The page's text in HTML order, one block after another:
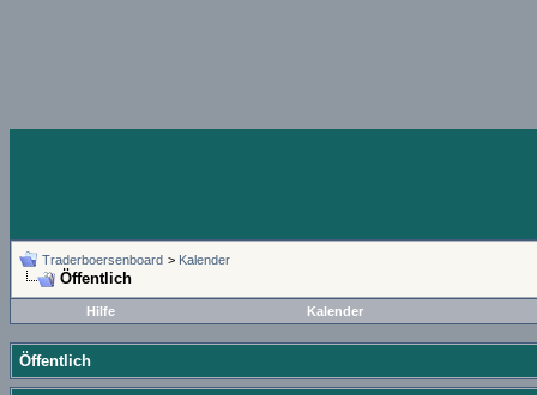
Traderboersenboard > Kalender
Öffentlich
Hilfe Kalender
Öffentlich